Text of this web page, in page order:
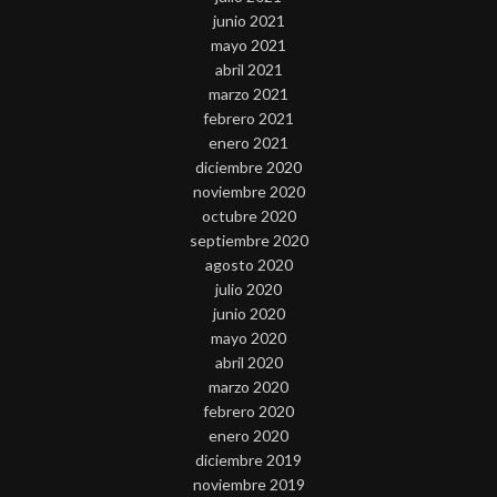
junio 2021
mayo 2021
abril 2021
marzo 2021
febrero 2021
enero 2021
diciembre 2020
noviembre 2020
octubre 2020
septiembre 2020
agosto 2020
julio 2020
junio 2020
mayo 2020
abril 2020
marzo 2020
febrero 2020
enero 2020
diciembre 2019
noviembre 2019